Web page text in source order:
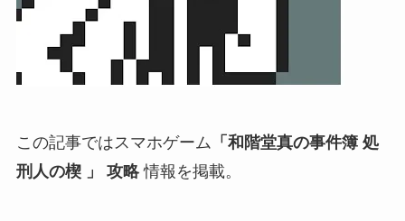
この記事ではスマホゲーム 「和階堂真の事件簿 処
刑人の楔 」 攻略情報を掲載。